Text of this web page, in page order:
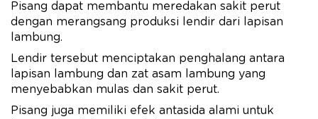
Pisang dapat membantu meredakan sakit perut
dengan merangsang produksi lendir dari lapisan
lambung.
Lendir tersebut menciptakan penghalang antara
lapisan lambung dan zat asam lambung yang
menyebabkan mulas dan sakit perut.
Pisang juga memiliki efek antasida alami untuk